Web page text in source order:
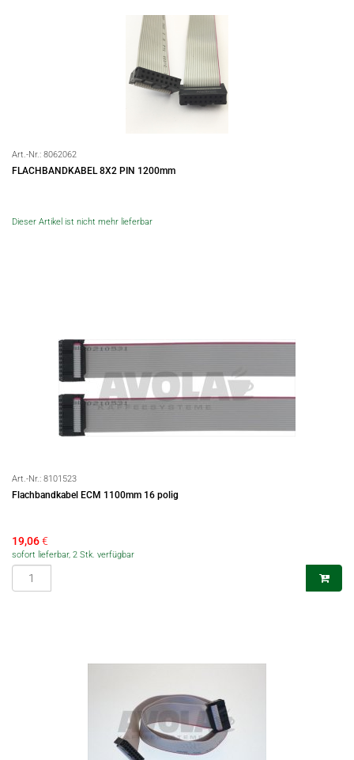
Art.-Nr.: 8062062
FLACHBANDKABEL 8X2 PIN 1200mm
Dieser Artikel ist nicht mehr lieferbar
Art.-Nr.: 8101523
Flachbandkabel ECM 1100mm 16 polig
19,06€
sofort lieferbar, 2 Stk. verfügbar